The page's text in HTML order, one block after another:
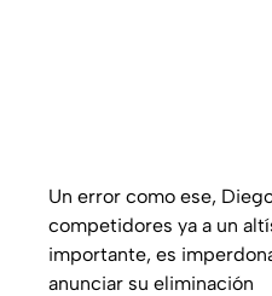
Un error como ese,
competidores ya a un
importante, es
anunciar su eliminación